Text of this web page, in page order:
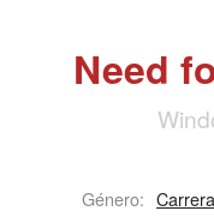
Need
Género: Carrera